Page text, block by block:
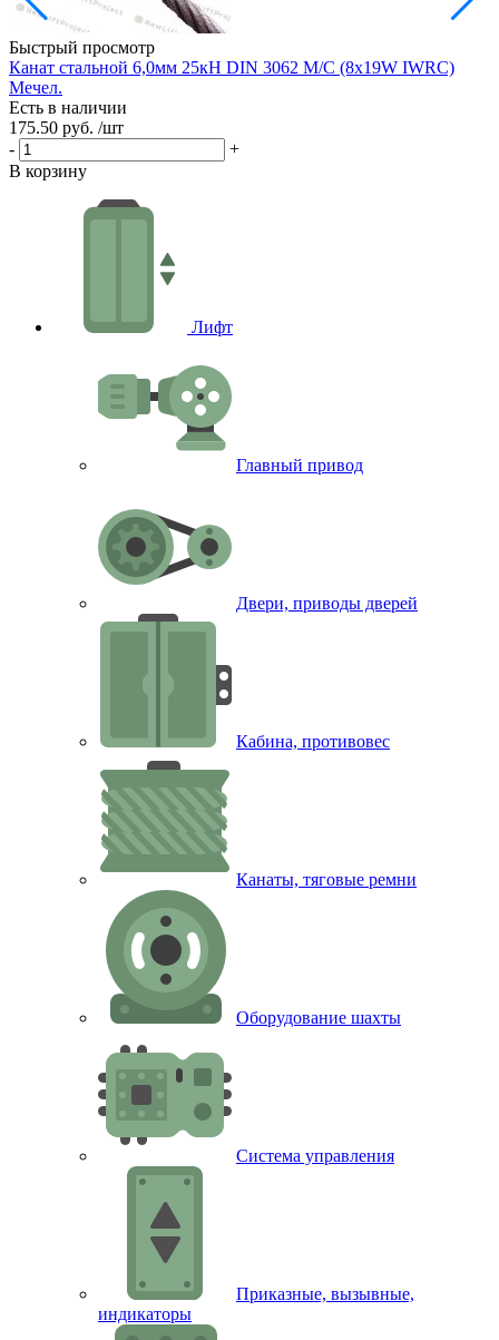
Быстрый просмотр
Канат стальной 6,0мм 25кН DIN 3062 М/С (8х19W IWRC)
Мечел.
Есть в наличии
175.50 руб. /шт
-
+
В корзину
Лифт
Главный привод
Двери, приводы дверей
Кабина, противовес
Канаты, тяговые ремни
Оборудование шахты
Система управления
Приказные, вызывные,
индикаторы